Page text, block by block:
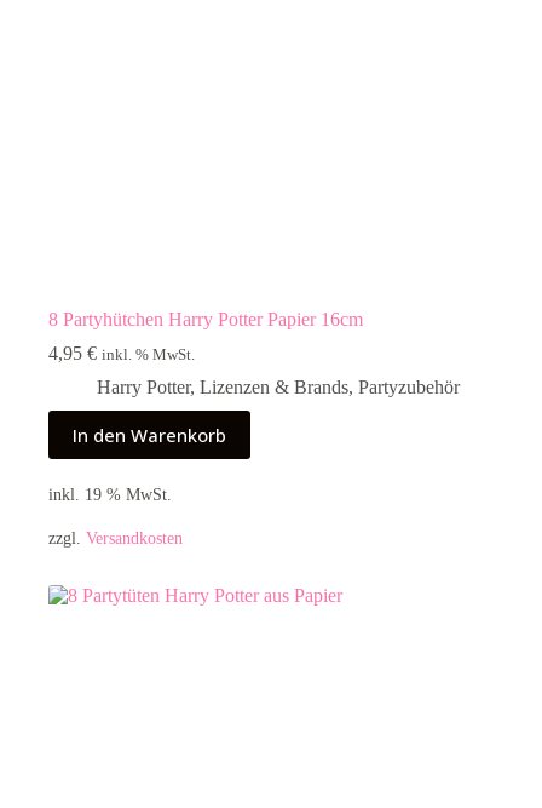
8 Partyhütchen Harry Potter Papier 16cm
4,95 € inkl. % MwSt.
Harry Potter, Lizenzen & Brands, Partyzubehör
In den Warenkorb
inkl. 19 % MwSt.
zzgl. Versandkosten